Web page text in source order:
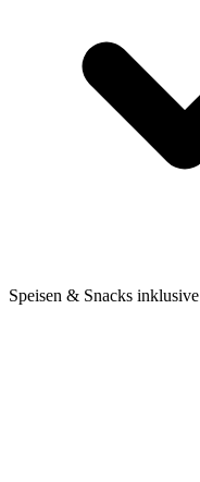
Speisen & Snacks inklusive